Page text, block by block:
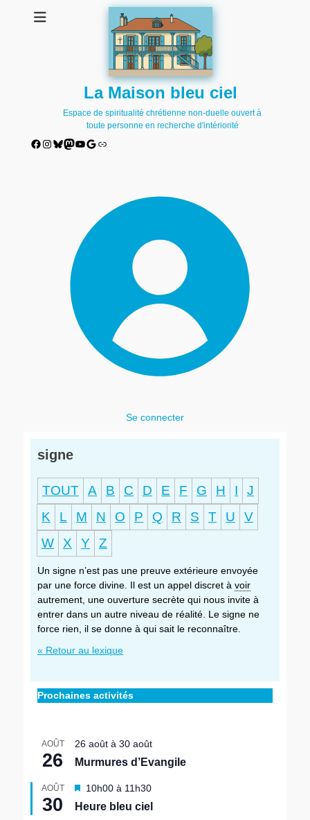
La Maison bleu ciel
Espace de spiritualité chrétienne non-duelle ouvert à
toute personne en recherche d'intériorité
Facebook
Instagram
Bluesky
Mastodon
YouTube
Google
Lien
Se connecter
signe
TOUT A B C D E F G H I
J
K
L M N O P Q R S T U
V
W
X Y Z
Un signe n’est pas une preuve extérieure envoyée
par une force divine. Il est un appel discret à voir
autrement, une ouverture secrète qui nous invite à
entrer dans un autre niveau de réalité. Le signe ne
force rien, il se donne à qui sait le reconnaître.
« Retour au lexique
Prochaines activités
AOÛT
26
26 août à 30 août
Murmures d’Evangile
AOÛT
30
M
s
10h00 à 11h30
Heure bleu ciel